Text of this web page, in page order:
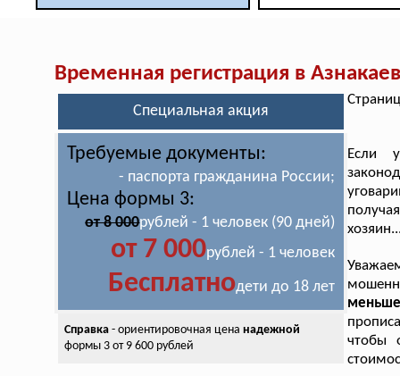
Временная регистрация в
Специальная акция
Требуемые документы:
- паспорта гражданина России;
Цена формы 3:
от 8 000рублей - 1 человек (90 дней)
от 7 000рублей - 1 человек
Бесплатнодети до 18 лет
Справка- ориентировочная цена надежной
формы 3 от 9 600 рублей
Если
чтобы